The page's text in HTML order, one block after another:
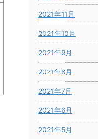
2021年11月
2021年10月
2021年9月
2021年8月
2021年7月
2021年6月
2021年5月